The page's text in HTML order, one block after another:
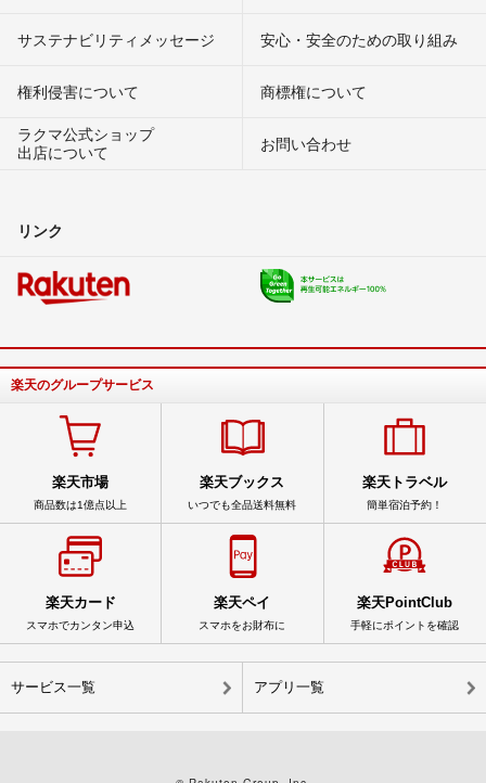
サステナビリティメッセージ 安心・安全のための取り組み
権利侵害について
商標権について
ラクマ公式ショップ
出店について
お問い合わせ
リンク
楽天のグループサービス
楽天市場
商品数は1億点以上
楽天ブックス
いつでも全品送料無料
楽天トラベル
簡単宿泊予約！
楽天カード
スマホでカンタン申込
楽天ペイ
スマホをお財布に
楽天PointClub
手軽にポイントを確認
サービス一覧 アプリ一覧